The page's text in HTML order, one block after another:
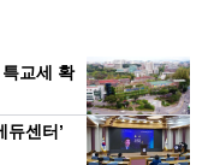
교세 확
듀센터’